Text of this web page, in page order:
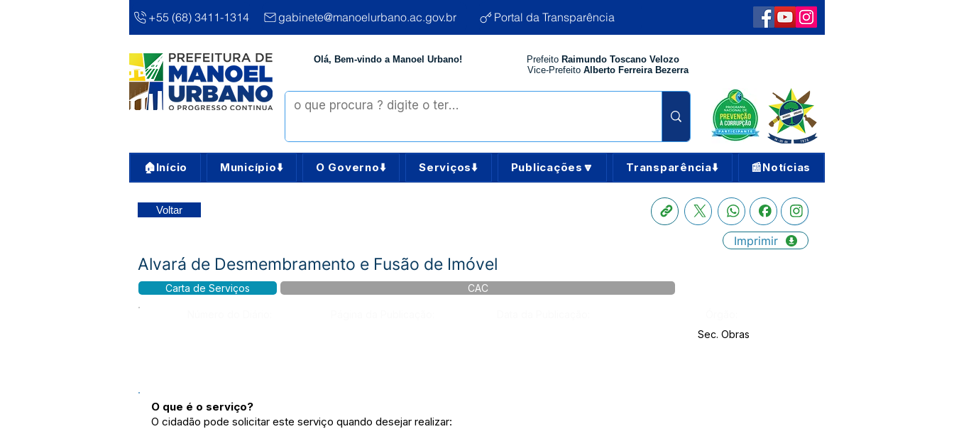
+55 (68) 3411-1314 gabinete@manoelurbano.ac.gov.br Portal da Transparência
Olá, Bem-vindo a Manoel Urbano! Prefeito Raimundo Toscano Velozo
Vice-Prefeito Alberto Ferreira Bezerra
🏠Início Município⬇️ O Governo⬇️ Serviços⬇️ Publicações🔽 Transparência⬇️ 📰Notícias
Voltar
Imprimir
Alvará de Desmembramento e Fusão de Imóvel
Carta de Serviços CAC
Sec. Obras
O que é o serviço?
O cidadão pode solicitar este serviço quando desejar realizar: